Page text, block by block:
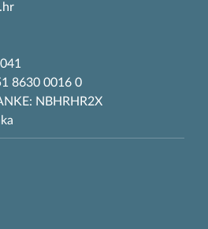
8630 0016 0
NBHRHR2X